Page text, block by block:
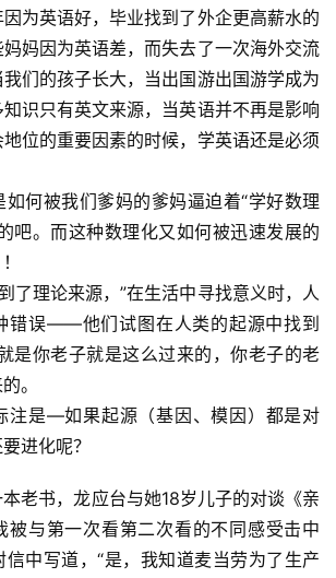
为英语好，毕业找到了外企更高薪水的
妈因为英语差，而失去了一次海外交流
们的孩子长大，当出国游出国游学成为
识只有英文来源，当英语并不再是影响
位的重要因素的时候，学英语还是必须
何被我们爹妈的爹妈逼迫着“学好数理
吧。而这种数理化又如何被迅速发展的
了理论来源，”在生活中寻找意义时，人
错误——他们试图在人类的起源中找到
是你老子就是这么过来的，你老子的老
。
注是—如果起源（基因、模因）都是对
进化呢？
老书，龙应台与她18岁儿子的对谈《亲
被与第一次看第二次看的不同感受击中
中写道，“是，我知道麦当劳为了生产